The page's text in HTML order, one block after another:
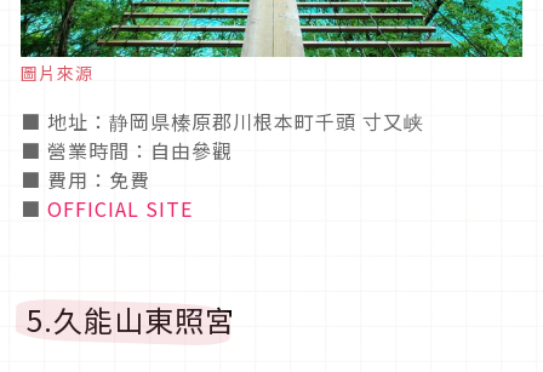
圖片來源
■ 地址：静岡県榛原郡川根本町千頭 寸又峡
■ 營業時間：自由參觀
■ 費用：免費
■ OFFICIAL SITE
5.久能山東照宮